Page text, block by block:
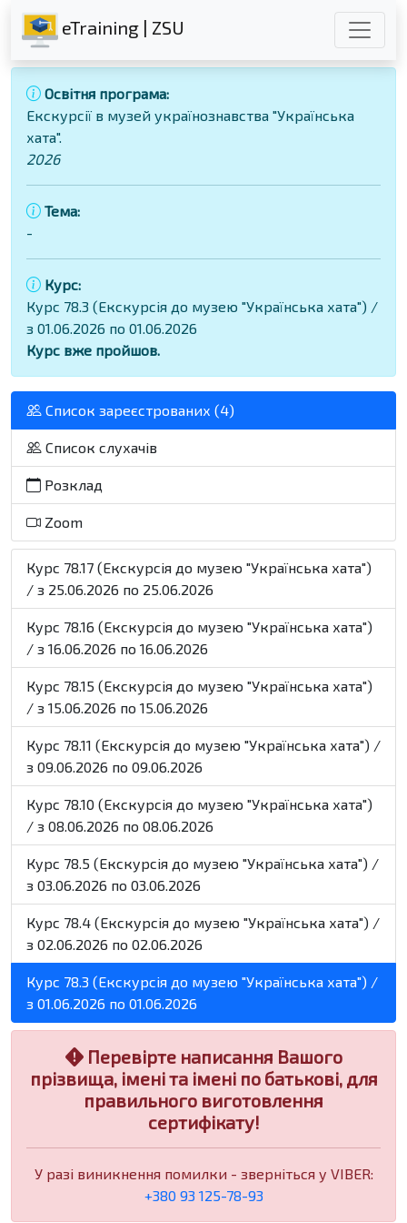
eTraining | ZSU
Освітня програма:
Екскурсії в музей українознавства "Українська
хата".
2026
Тема:
-
Курс:
Курс 78.3 (Екскурсія до музею "Українська хата") /
з 01.06.2026 по 01.06.2026
Курс вже пройшов.
Список зареєстрованих (4)
Список слухачів
Розклад
Zoom
Курс 78.17 (Екскурсія до музею "Українська хата")
/ з 25.06.2026 по 25.06.2026
Курс 78.16 (Екскурсія до музею "Українська хата")
/ з 16.06.2026 по 16.06.2026
Курс 78.15 (Екскурсія до музею "Українська хата")
/ з 15.06.2026 по 15.06.2026
Курс 78.11 (Екскурсія до музею "Українська хата") /
з 09.06.2026 по 09.06.2026
Курс 78.10 (Екскурсія до музею "Українська хата")
/ з 08.06.2026 по 08.06.2026
Курс 78.5 (Екскурсія до музею "Українська хата") /
з 03.06.2026 по 03.06.2026
Курс 78.4 (Екскурсія до музею "Українська хата") /
з 02.06.2026 по 02.06.2026
Курс 78.3 (Екскурсія до музею "Українська хата") /
з 01.06.2026 по 01.06.2026
Перевірте написання Вашого
прізвища, імені та імені по батькові, для
правильного виготовлення
сертифікату!
У разі виникнення помилки - зверніться у VIBER:
+380 93 125-78-93